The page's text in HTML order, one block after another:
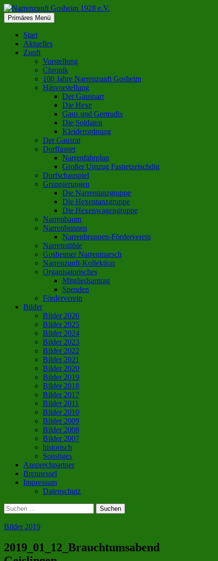
Zum
Inhalt
springen
Narrenzunft Gosheim 1928 e.V.
Suchen
Primäres Menü
Start
Aktuelles
Zunft
Vorstellung
Chronik
100 Jahre Narrenzunft Gosheim
Häsvorstellung
Der Gausnarr
Die Hexe
Gaus und Gertrudis
Die Soldaten
Kleiderordnung
Der Gausrat
Dorffasnet
Narrenfahrplan
Großer Umzug Fasnetzeischdig
Dorfschauspiel
Gruppierungen
Die Narrentanzgruppe
Die Hexentanzgruppe
Die Hexenwagengruppe
Narrenbaum
Narrenbunnen
Narrenbrunnen-Förderverein
Narrenstüble
Gosheimer Narrenmarsch
Narrenzunft-Kollektion
Organisatorisches
Mitgliedsantrag
Spenden
Förderverein
Bilder
Bilder 2026
Bilder 2025
Bilder 2024
Bilder 2023
Bilder 2022
Bilder 2021
Bilder 2020
Bilder 2019
Bilder 2018
Bilder 2017
Bilder 2011
Bilder 2010
Bilder 2009
Bilder 2008
Bilder 2007
historisch
Sonstiges
Ansprechpartner
Brennessel
Impressum
Datenschutz
Suchen
nach:
Bilder 2019
2019_01_12_Brauchtumsabend